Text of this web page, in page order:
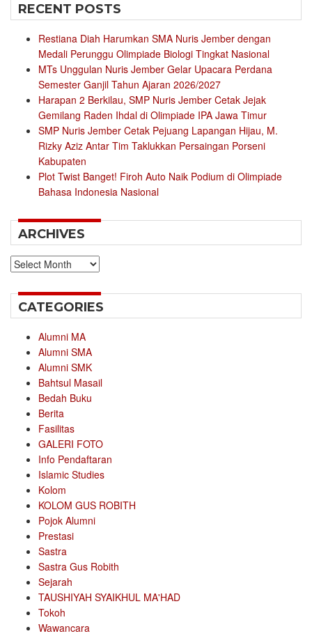
RECENT POSTS
Restiana Diah Harumkan SMA Nuris Jember dengan
Medali Perunggu Olimpiade Biologi Tingkat Nasional
MTs Unggulan Nuris Jember Gelar Upacara Perdana
Semester Ganjil Tahun Ajaran 2026/2027
Harapan 2 Berkilau, SMP Nuris Jember Cetak Jejak
Gemilang Raden Ihdal di Olimpiade IPA Jawa Timur
SMP Nuris Jember Cetak Pejuang Lapangan Hijau, M.
Rizky Aziz Antar Tim Taklukkan Persaingan Porseni
Kabupaten
Plot Twist Banget! Firoh Auto Naik Podium di Olimpiade
Bahasa Indonesia Nasional
ARCHIVES
Archives
CATEGORIES
Alumni MA
Alumni SMA
Alumni SMK
Bahtsul Masail
Bedah Buku
Berita
Fasilitas
GALERI FOTO
Info Pendaftaran
Islamic Studies
Kolom
KOLOM GUS ROBITH
Pojok Alumni
Prestasi
Sastra
Sastra Gus Robith
Sejarah
TAUSHIYAH SYAIKHUL MA'HAD
Tokoh
Wawancara